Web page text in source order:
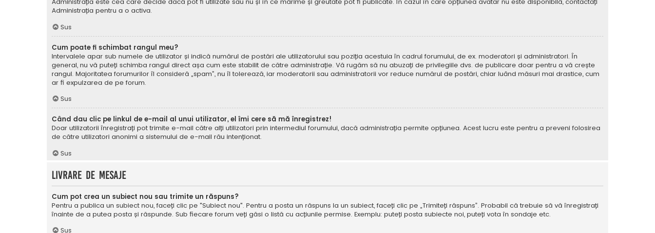
Administrația pentru a o activa.
Sus
Cum poate fi schimbat rangul meu?
Intervalele apar sub numele de utilizator și indică numărul de postări ale utilizatorului sau poziția acestuia în cadrul forumului, de ex. moderatori și administratori. În
general, nu vă puteți schimba rangul direct așa cum este stabilit de către administrație. Vă rugăm să nu abuzați de privilegiile dvs. de publicare doar pentru a vă crește
rangul. Majoritatea forumurilor îl consideră „spam”, nu îl tolerează, iar moderatorii sau administratorii vor reduce numărul de postări, chiar luând măsuri mai drastice, cum
ar fi expulzarea de pe forum.
Sus
Când dau clic pe linkul de e-mail al unui utilizator, el îmi cere să mă înregistrez!
Doar utilizatorii înregistrați pot trimite e-mail către alți utilizatori prin intermediul forumului, dacă administrația permite opțiunea. Acest lucru este pentru a preveni folosirea
de către utilizatori anonimi a sistemului de e-mail rău intenționat.
Sus
Livrare de mesaje
Cum pot crea un subiect nou sau trimite un răspuns?
Pentru a publica un subiect nou, faceți clic pe "Subiect nou". Pentru a posta un răspuns la un subiect, faceți clic pe „Trimiteți răspuns”. Probabil că trebuie să vă înregistrați
înainte de a putea posta și răspunde. Sub fiecare forum veți găsi o listă cu acțiunile permise. Exemplu: puteți posta subiecte noi, puteți vota în sondaje etc.
Sus